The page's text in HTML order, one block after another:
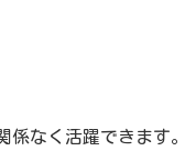
なく活躍できます。